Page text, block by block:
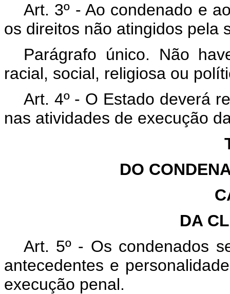
Art. 3º - Ao condenado e
os direitos não atingidos pela
Parágrafo único. Não
racial, social, religiosa ou
Art. 4º - O Estado deverá
nas atividades de execução
DO
DA
Art. 5º - Os condenados
antecedentes e
execução penal.